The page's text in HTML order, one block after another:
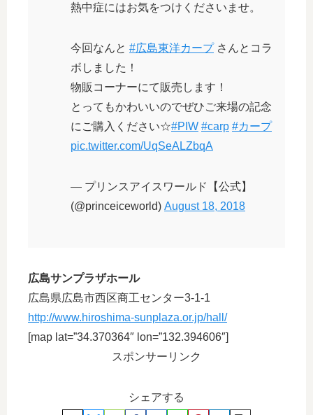
熱中症にはお気をつけくださいませ。
今回なんと #広島東洋カープさんとコラ
ボしました！
物販コーナーにて販売します！
とってもかわいいのでぜひご来場の記念
にご購入ください☆#PIW #carp #カープ
pic.twitter.com/UqSeALZbqA
— プリンスアイスワールド【公式】
(@princeiceworld) August 18, 2018
広島サンプラザホール
広島県広島市西区商工センター3-1-1
http://www.hiroshima-sunplaza.or.jp/hall/
[map lat=”34.370364″ lon=”132.394606″]
スポンサーリンク
シェアする